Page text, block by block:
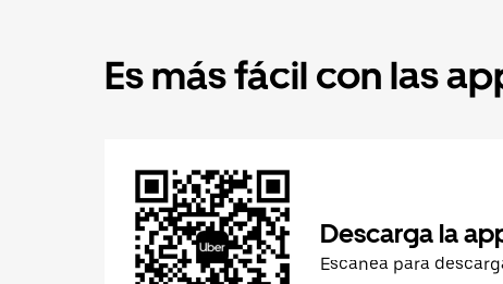
Es más fácil con las
Descarga la
Escanea para